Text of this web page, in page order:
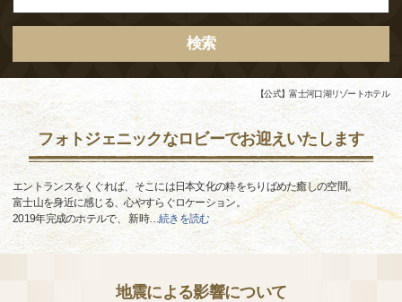
検索
【公式】富士河口湖リゾートホテル
フォトジェニックなロビーでお迎えいたします
エントランスをくぐれば、そこには日本文化の粋をちりばめた癒しの空間。
富士山を身近に感じる、心やすらぐロケーション。
2019年完成のホテルで、 新時…続きを読む
地震による影響について